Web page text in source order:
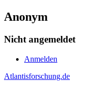
Anonym
Nicht angemeldet
Anmelden
Atlantisforschung.de